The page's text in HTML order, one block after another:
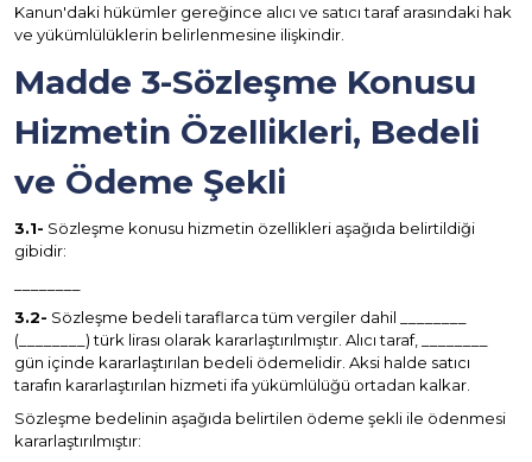
Kanun'daki hükümler gereğince alıcı ve satıcı taraf arasındaki hak
ve yükümlülüklerin belirlenmesine ilişkindir.
Madde 3-Sözleşme Konusu
Hizmetin Özellikleri, Bedeli
ve Ödeme Şekli
3.1- Sözleşme konusu hizmetin özellikleri aşağıda belirtildiği
gibidir:
3.2- Sözleşme bedeli taraflarca tüm vergiler dahil ________
(________) türk lirası olarak kararlaştırılmıştır. Alıcı taraf, ________
gün içinde kararlaştırılan bedeli ödemelidir. Aksi halde satıcı
tarafın kararlaştırılan hizmeti ifa yükümlülüğü ortadan kalkar.
Sözleşme bedelinin aşağıda belirtilen ödeme şekli ile ödenmesi
kararlaştırılmıştır: